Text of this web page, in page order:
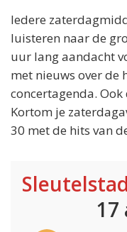
Iedere
luisteren naar de
uur lang aandacht
met nieuws over de
concertagenda.
Kortom je
30 met de hits van
17